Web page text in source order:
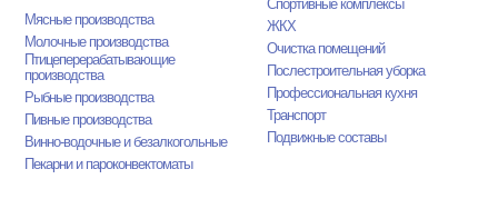
Мясные производства
Молочные производства
Птицеперерабатывающие
производства
Рыбные производства
Пивные производства
Винно-водочные и безалкогольные
Пекарни и пароконвектоматы
Спортивные комплексы
ЖКХ
Очистка помещений
Послестроительная уборка
Профессиональная кухня
Транспорт
Подвижные составы